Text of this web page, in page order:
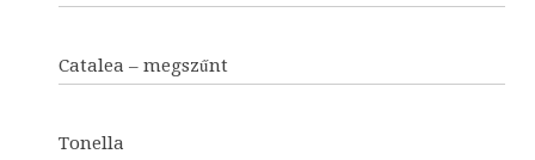
Catalea – megszűnt
Tonella